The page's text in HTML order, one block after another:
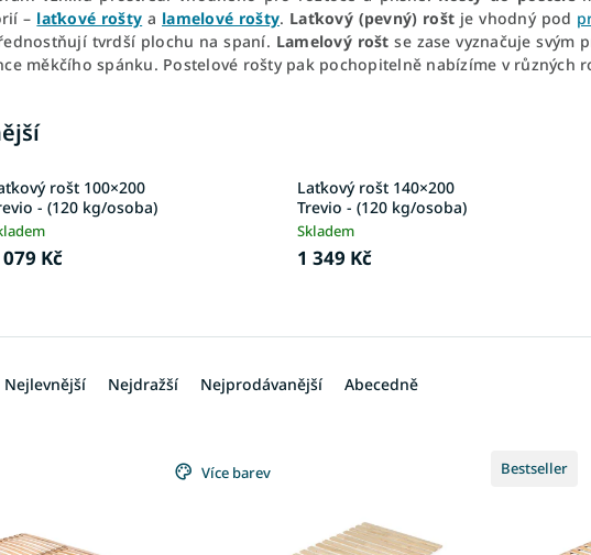
– laťkové rošty a lamelové rošty. Laťkový (pevný) rošt je vhodný pod
tvrdší plochu na spaní. Lamelový rošt se zase vyznačuje svým
měkčího spánku. Postelové rošty pak pochopitelně nabízíme v různých
rošt 100×200
- (120 kg/osoba)
079 Kč
Laťkový rošt 140×200
Trevio - (120 kg/osoba)
Skladem
1 349 Kč
Nejlevnější Nejdražší Nejprodávanější Abecedně
Více barev Bestseller